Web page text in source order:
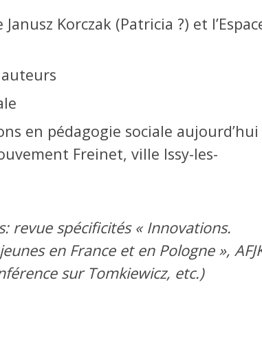
Korczak (Patricia ?) et
en pédagogie sociale aujourd’hui
Freinet, ville Issy-les-
revue spécificités « Innovations.
en France et en Pologne »,
sur Tomkiewicz, etc.)